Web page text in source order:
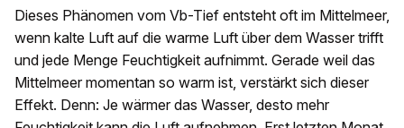
Dieses Phänomen vom Vb-Tief entsteht oft im Mittelmeer,
wenn kalte Luft auf die warme Luft über dem Wasser trifft
und jede Menge Feuchtigkeit aufnimmt. Gerade weil das
Mittelmeer momentan so warm ist, verstärkt sich dieser
Effekt. Denn: Je wärmer das Wasser, desto mehr